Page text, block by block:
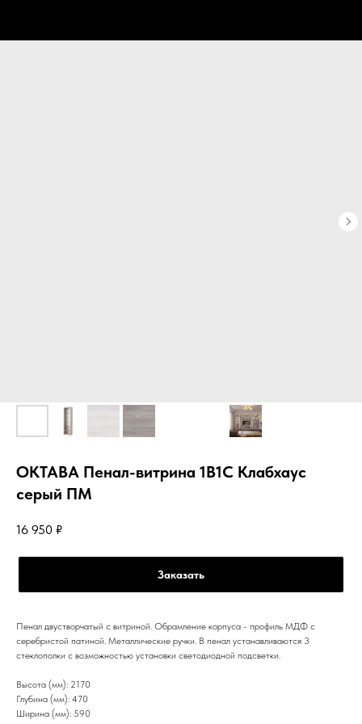
ОКТАВА Пенал-витрина 1В1С Клабхаус
серый ПМ
16 950 ₽
Заказать
Пенал двустворчатый с витриной. Обрамление корпуса - профиль МДФ с
серебристой патиной. Металлические ручки. В пенал устанавливаются 3
стеклополки с возможностью установки светодиодной подсветки.
Высота (мм): 2170
Глубина (мм): 470
Ширина (мм): 590